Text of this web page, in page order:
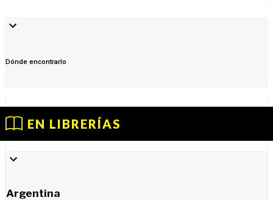
Dónde encontrarlo
EN LIBRERÍAS
Argentina